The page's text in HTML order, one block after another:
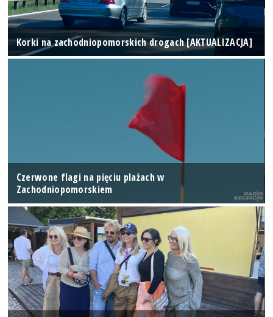
Korki na zachodniopomorskich drogach [AKTUALIZACJA]
Czerwone flagi na pięciu plażach w
Zachodniopomorskiem